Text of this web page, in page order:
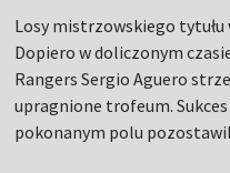
Losy mistrzowskiego tytułu
Dopiero w doliczonym
Rangers Sergio Aguero
upragnione trofeum.
pokonanym polu